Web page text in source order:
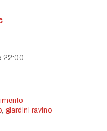
22:00
, giardini ravino